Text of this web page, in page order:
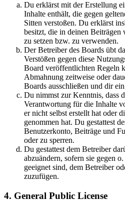
Du erklärst mit der Erstellung
Inhalte enthält, die gegen
Sitten verstoßen. Du erklärst
besitzt, die in deinen
zu setzen bzw. zu verwenden.
Der Betreiber des Boards übt
Verstößen gegen diese
Board veröffentlichten Regeln
Abmahnung zeitweise oder
Boards ausschließen und dir
Du nimmst zur Kenntnis, dass
Verantwortung für die Inhalte
er nicht selbst erstellt hat oder
genommen hat. Du gestattest
Benutzerkonto, Beiträge und
oder zu sperren.
Du gestattest dem Betreiber
abzuändern, sofern sie gegen
geeignet sind, dem Betreiber
zuzufügen.
4. General Public License